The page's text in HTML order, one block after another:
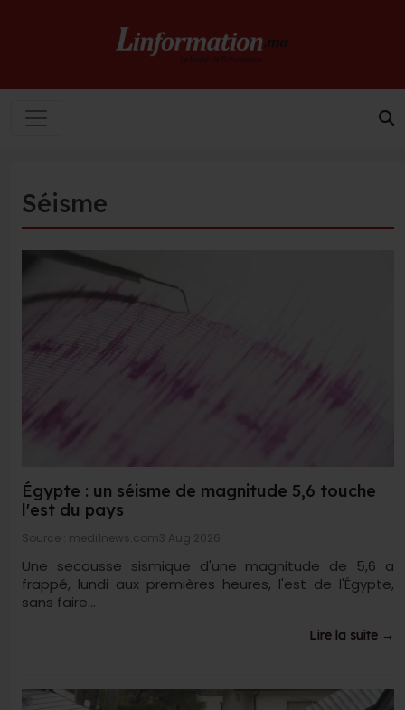
Séisme
Égypte : un séisme de magnitude 5,6 touche
l'est du pays
Source : medi1news.com 3 Aug 2026
Une secousse sismique d'une magnitude de 5,6 a
frappé, lundi aux premières heures, l'est de l'Égypte,
sans faire...
Lire la suite →